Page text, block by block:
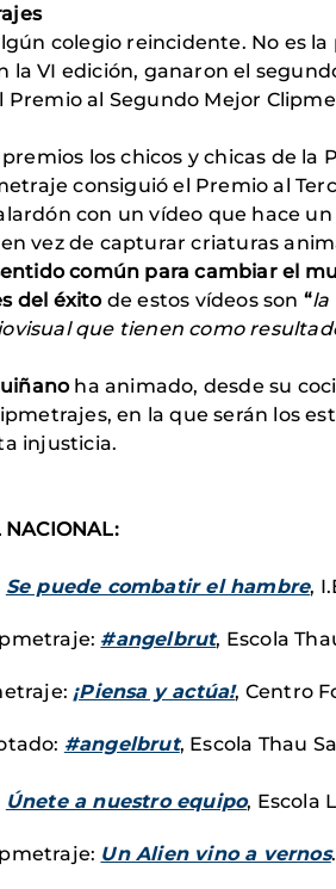
colegio reincidente. No es
la VI edición, ganaron el
al Segundo Mejor
los chicos y chicas de
consiguió el Premio al
con un vídeo que hace
vez de capturar criaturas
común para cambiar el
del éxito de estos vídeos son “la
que tienen como
ha animado, desde su
en la que serán los
injusticia.
Se puede combatir el hambre,
#angelbrut, Escola
¡Piensa y actúa!, Centro
#angelbrut, Escola Thau
Únete a nuestro equipo, Escola
Un Alien vino a vernos